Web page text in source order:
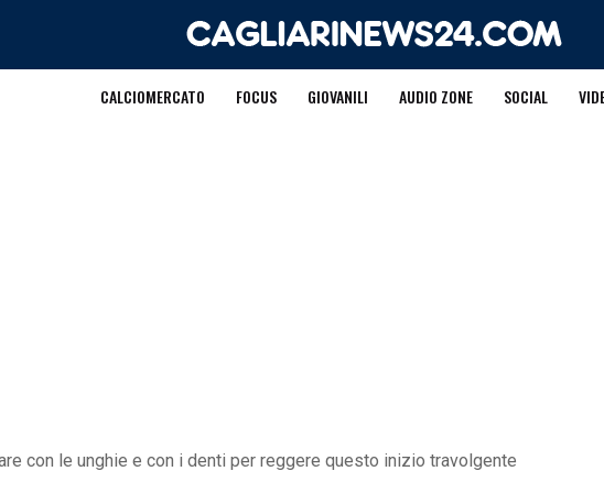
CALCIOMERCATO FOCUS GIOVANILI AUDIO ZONE SOCIAL
con le unghie e con i denti per reggere questo inizio travolgente